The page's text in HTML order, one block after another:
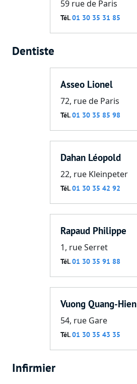
59 rue de Paris
Tél.01 30 35 31 85
Dentiste
Asseo Lionel
72, rue de Paris
Tél.01 30 35 85 98
Dahan Léopold
22, rue Kleinpeter
Tél.01 30 35 42 92
Rapaud Philippe
1, rue Serret
Tél.01 30 35 91 88
Vuong Quang-Hien
54, rue Gare
Tél.01 30 35 43 35
Infirmier